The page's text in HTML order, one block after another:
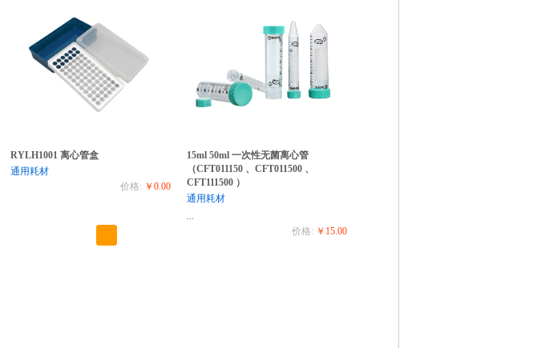
RYLH1001 离心管盒
通用耗材
价格: ￥0.00
15ml 50ml 一次性无菌离心管
（CFT011150 、CFT011500 、
CFT111500 ）
通用耗材
...
价格: ￥15.00